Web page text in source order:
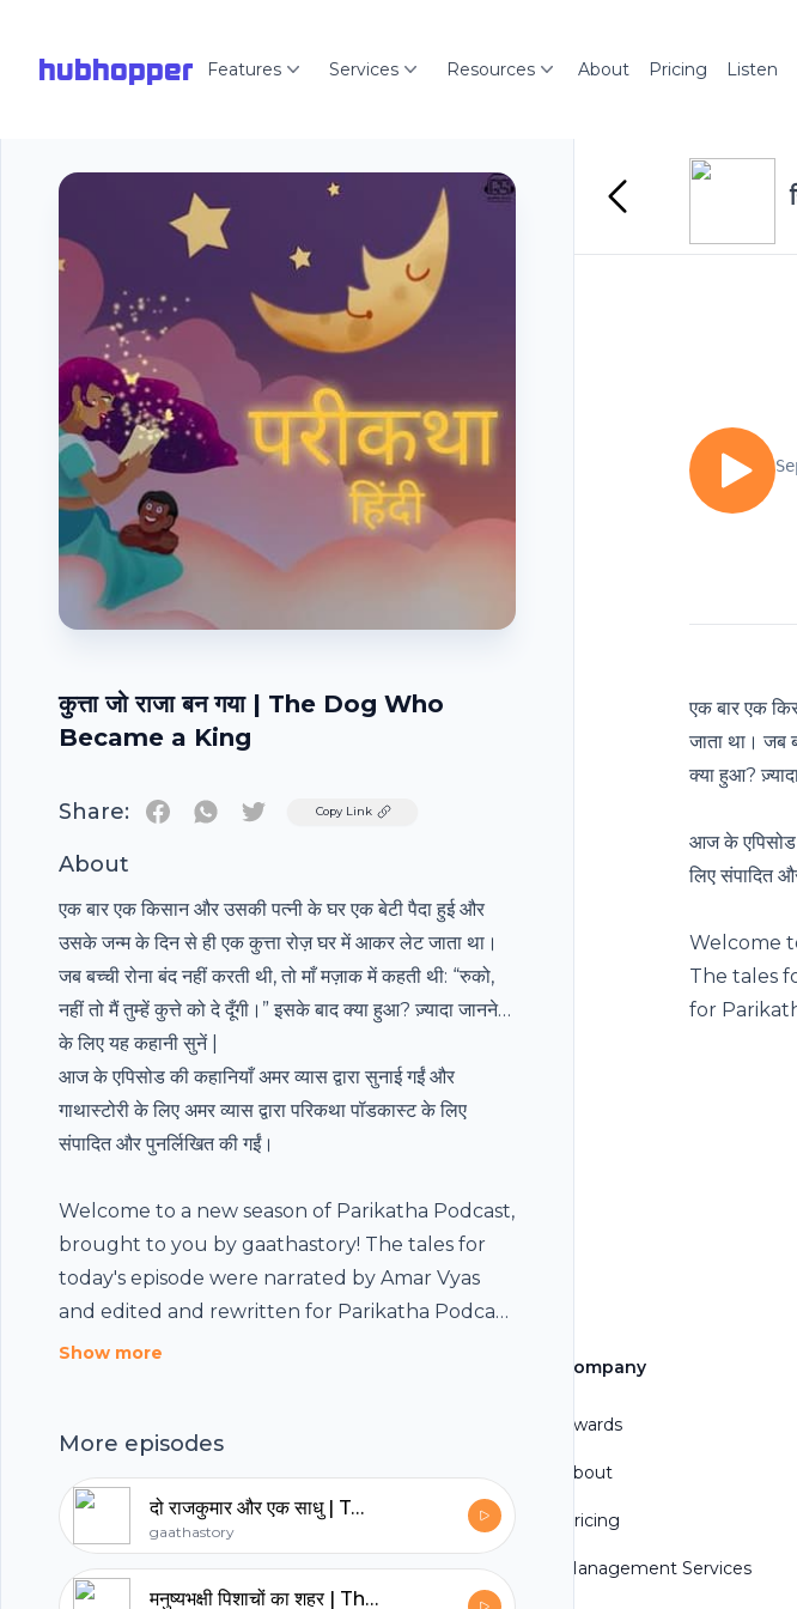
hubhopper Features Services Resources About Pricing Listen
कुत्ता जो राजा बन गया | The Dog Who
Became a King
Share: TwitterCopy Link
About
एक बार एक किसान और उसकी पत्नी के घर एक बेटी पैदा हुई और
उसके जन्म के दिन से ही एक कुत्ता रोज़ घर में आकर लेट जाता था।
जब बच्ची रोना बंद नहीं करती थी, तो माँ मज़ाक में कहती थी: “रुको,
नहीं तो मैं तुम्हें कुत्ते को दे दूँगी।” इसके बाद क्या हुआ? ज़्यादा जानने
के लिए यह कहानी सुनें |
आज के एपिसोड की कहानियाँ अमर व्यास द्वारा सुनाई गईं और
गाथास्टोरी के लिए अमर व्यास द्वारा परिकथा पॉडकास्ट के लिए
संपादित और पुनर्लिखित की गईं।
Welcome to a new season of Parikatha Podcast,
brought to you by gaathastory! The tales for
today's episode were narrated by Amar Vyas
and edited and rewritten for Parikatha Podcast
byAmar Vyas
Show more
More episodes
दो राजकुमार और एक साधु | Two Princes and a Sadhu
gaathastory
मनुष्यभक्षी पिशाचों का शहर | The City of Ghouls
एक बार एक
जाता था। जब
क्या हुआ?
आज के एपिसोड
लिए संपादित
Welcome
The tales
for
Footer
hubhopper
All in one podcasting platform.
Start my podcast
Company
Awards
About
Pricing
Management Services